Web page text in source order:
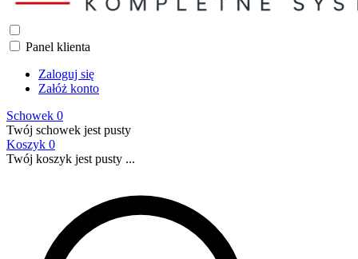
Panel klienta
Zaloguj się
Załóż konto
Schowek 0
Twój schowek jest pusty
Koszyk 0
Twój koszyk jest pusty ...